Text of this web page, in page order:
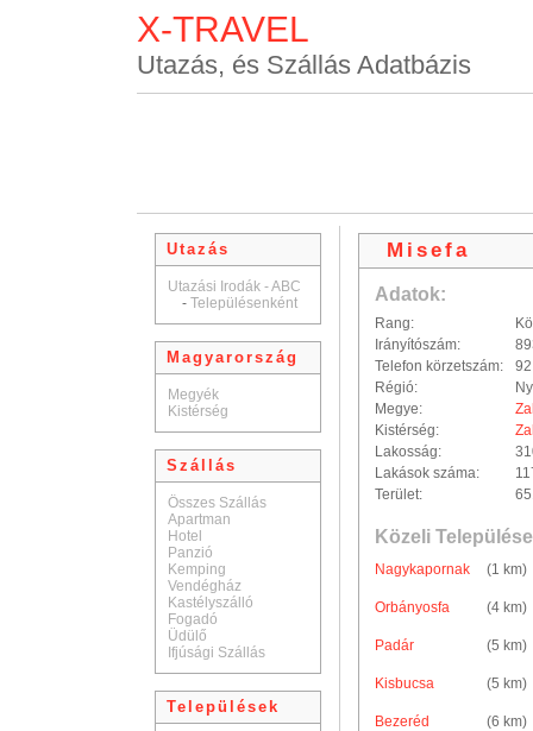
X-TRAVEL
Utazás, és Szállás Adatbázis
Utazás
Utazási Irodák - ABC
- Településenként
Magyarország
Megyék
Kistérség
Szállás
Összes Szállás
Apartman
Hotel
Panzió
Kemping
Vendégház
Kastélyszálló
Fogadó
Üdülő
Ifjúsági Szállás
Települések
Misefa
Adatok:
Rang:
Irányítószám:
Telefon körzetszám:
92
Régió:
Megye:
Kistérség:
Lakosság:
Lakások száma:
Terület:
Közeli
Nagykapornak (1 km)
Orbányosfa (4 km)
Padár (5 km)
Kisbucsa (5 km)
Bezeréd (6 km)